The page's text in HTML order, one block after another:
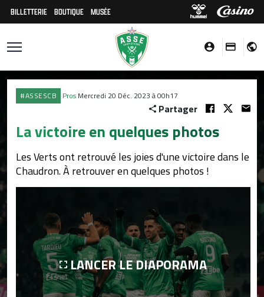
BILLETTERIE BOUTIQUE MUSÉE
#ASSESCB Pros Mercredi 20 Déc. 2023 à 00h17
Partager
La victoire en quelques photos
Les Verts ont retrouvé les joies d'une victoire dans le
Chaudron. À retrouver en quelques photos !
LANCER LE DIAPORAMA